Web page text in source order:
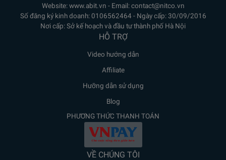
Website: www.abit.vn - Email: contact@nitco.vn
Số đăng ký kinh doanh: 0106562464 - Ngày cấp: 30/09/2016
Nơi cấp: Sở kế hoạch và đầu tư thành phố Hà Nội
HỖ TRỢ
Video hướng dẫn
Affiliate
Hưỡng dẫn sử dụng
Blog
PHƯƠNG THỨC THANH TOÁN
VỀ CHÚNG TÔI